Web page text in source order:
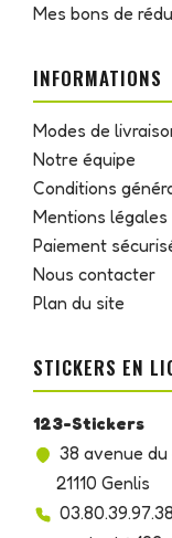
Mes bons de
INFORMATIONS
Modes de
Notre équipe
Conditions
Mentions légales
Paiement
Nous contacter
Plan du site
STICKERS EN
123-Stickers
38 avenue
21110 Genlis
03.80.39.97.38